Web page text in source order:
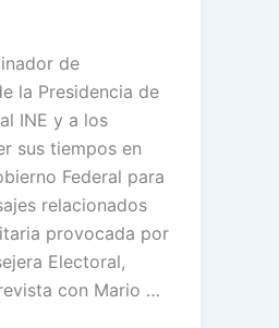
de
la Presidencia de
INE y a los
sus tiempos en
Federal para
relacionados
provocada por
Electoral,
con Mario …